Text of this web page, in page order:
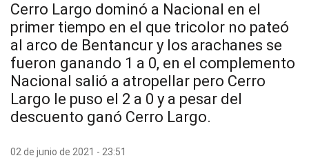
Cerro Largo dominó a Nacional en el
primer tiempo en el que tricolor no pateó
al arco de Bentancur y los arachanes se
fueron ganando 1 a 0, en el complemento
Nacional salió a atropellar pero Cerro
Largo le puso el 2 a 0 y a pesar del
descuento ganó Cerro Largo.
02 de junio de 2021 - 23:51